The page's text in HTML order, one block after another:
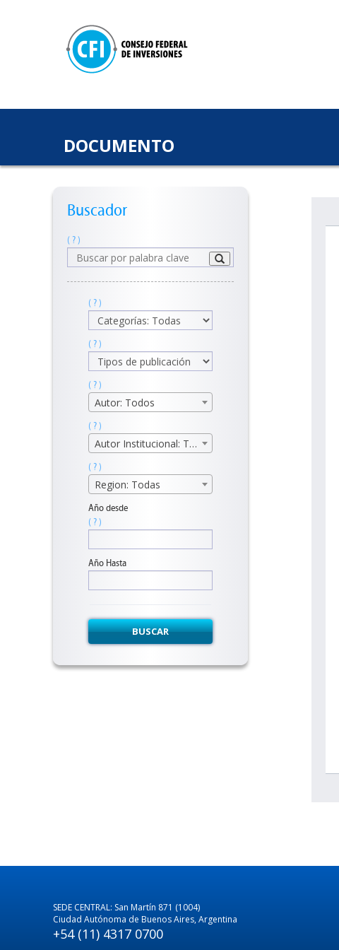
DOCUMENTO
Buscador
( ? )
( ? )
( ? )
( ? )
Autor: Todos
( ? )
Autor Institucional: Todos
( ? )
Region: Todas
Año desde
( ? )
Año Hasta
BUSCAR
SEDE CENTRAL: San Martín 871 (1004)
Ciudad Autónoma de Buenos Aires, Argentina
+54 (11) 4317 0700